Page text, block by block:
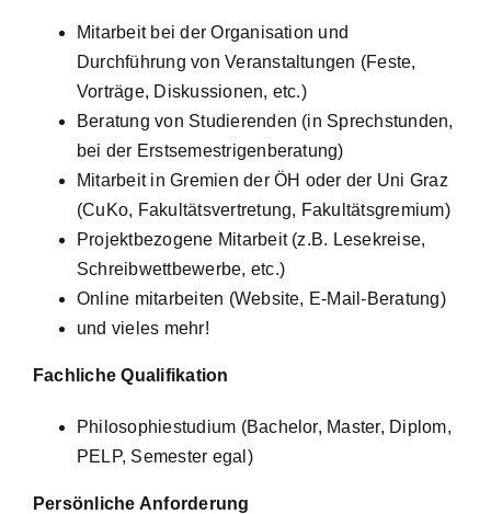
Mitarbeit bei der Organisation und
Durchführung von Veranstaltungen (Feste,
Vorträge, Diskussionen, etc.)
Beratung von Studierenden (in Sprechstunden,
bei der Erstsemestrigenberatung)
Mitarbeit in Gremien der ÖH oder der Uni Graz
(CuKo, Fakultätsvertretung, Fakultätsgremium)
Projektbezogene Mitarbeit (z.B. Lesekreise,
Schreibwettbewerbe, etc.)
Online mitarbeiten (Website, E-Mail-Beratung)
und vieles mehr!
Fachliche Qualifikation
Philosophiestudium (Bachelor, Master, Diplom,
PELP, Semester egal)
Persönliche Anforderung